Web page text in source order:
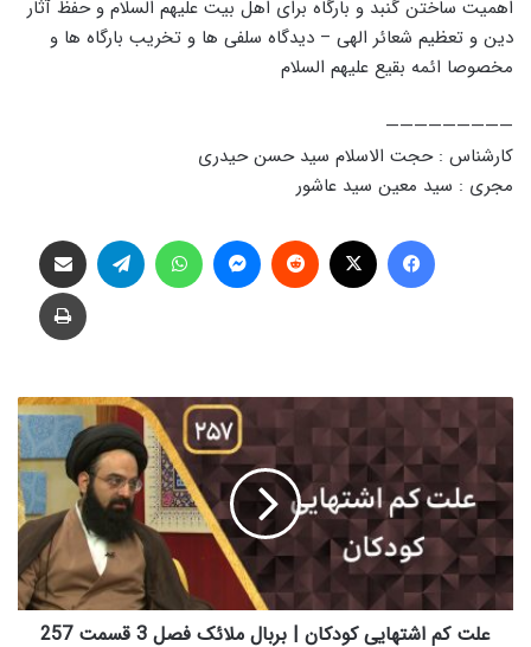
اهمیت ساختن گنبد و بارگاه برای اهل بیت علیهم السلام و حفظ آثار
دین و تعظیم شعائر الهی – دیدگاه سلفی ها و تخریب بارگاه ها و
مخصوصا ائمه بقیع علیهم السلام
—————————
کارشناس : حجت الاسلام سید حسن حیدری
مجری : سید معین سید عاشور
فیس بوک
‫رددیت
ع
ک
ا
ش
ت
ه
علت کم اشتهایی کودکان | بربال ملائک فصل 3 قسمت 257